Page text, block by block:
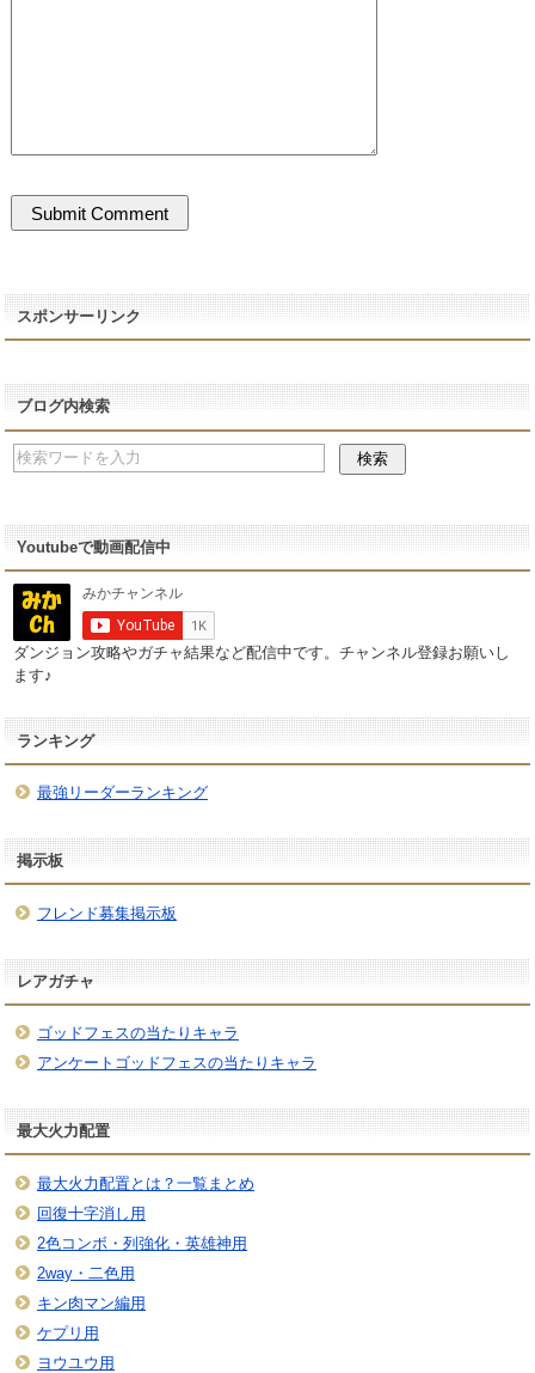
スポンサーリンク
ブログ内検索
Youtubeで動画配信中
ダンジョン攻略やガチャ結果など配信中です。チャンネル登録お願いし
ます♪
ランキング
最強リーダーランキング
掲示板
フレンド募集掲示板
レアガチャ
ゴッドフェスの当たりキャラ
アンケートゴッドフェスの当たりキャラ
最大火力配置
最大火力配置とは？一覧まとめ
回復十字消し用
2色コンボ・列強化・英雄神用
2way・二色用
キン肉マン編用
ケプリ用
ヨウユウ用